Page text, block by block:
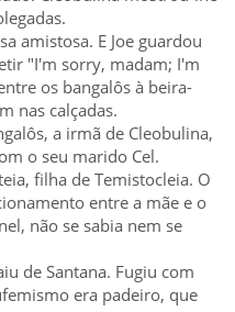
amistosa. E Joe guardou
"I'm sorry, madam; I'm
os bangalôs à beira-
nas calçadas.
a irmã de Cleobulina,
o seu marido Cel.
filha de Temistocleia. O
entre a mãe e o
não se sabia nem se
de Santana. Fugiu com
era padeiro, que